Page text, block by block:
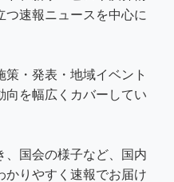
つ速報ニュースを中心に
・発表・地域イベント
向を幅広くカバーしてい
、国会の様子など、国内
かりやすく速報でお届け